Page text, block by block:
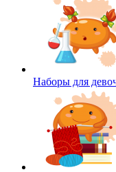
Наборы для